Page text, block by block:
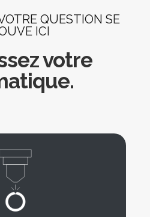
QUESTION SE
ICI
votre